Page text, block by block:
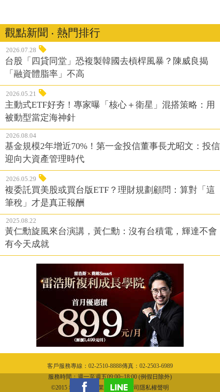
觀點新聞 ‧ 熱門排行
2026.07.28
台股「四貸同堂」恐複製韓國去槓桿風暴？陳威良揭
「融資體脂率」不高
2026.05.21
主動式ETF好夯！專家曝「核心＋衛星」混搭策略：用
被動型當定海神針
2026.08.04
基金規模2年增近70%！第一金投信董事長尤昭文：投信
迎向大資產管理時代
2026.05.29
複委託買美股或買台版ETF？理財規劃顧問：算對「這
筆稅」才是真正報酬
2025.08.22
黃仁勳旋風來台演講，黃仁勳：沒有台積電，輝達不會
有今天成就
客戶服務專線：02-2510-8888傳真：02-2503-6989
服務時間：週一至週五09:00~18:00 (例假日除外)
©2015 城邦文化事業股份有限公司隱私權聲明